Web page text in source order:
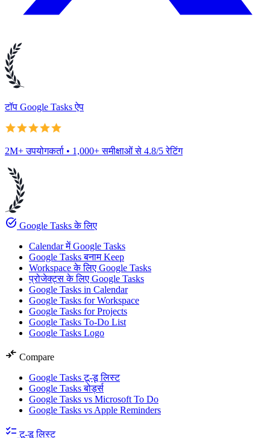
टॉप Google Tasks ऐप
2M+ उपयोगकर्ता • 1,000+ समीक्षाओं से 4.8/5 रेटिंग
task_alt Google Tasks के लिए
Calendar में Google Tasks
Google Tasks बनाम Keep
Workspace के लिए Google Tasks
प्रोजेक्ट्स के लिए Google Tasks
Google Tasks in Calendar
Google Tasks for Workspace
Google Tasks for Projects
Google Tasks To-Do List
Google Tasks Logo
compare_arrows Compare
Google Tasks टू-डू लिस्ट
Google Tasks बोर्ड्स
Google Tasks vs Microsoft To Do
Google Tasks vs Apple Reminders
checklist टू-डू लिस्ट